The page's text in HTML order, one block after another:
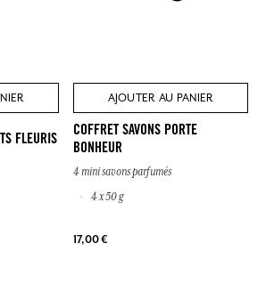
FLEURIS
AJOUTER AU PANIER
COFFRET SAVONS PORTE
BONHEUR
4 mini savons parfumés
4 x 50 g
17,00 €